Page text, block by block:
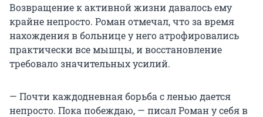
Возвращение к активной жизни давалось ему
крайне непросто. Роман отмечал, что за время
нахождения в больнице у него атрофировались
практически все мышцы, и восстановление
требовало значительных усилий.
— Почти каждодневная борьба с ленью дается
непросто. Пока побеждаю, — писал Роман у себя в